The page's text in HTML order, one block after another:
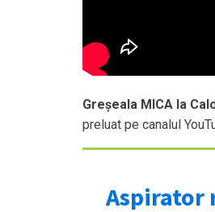
Greșeala MICA la
preluat pe canalul